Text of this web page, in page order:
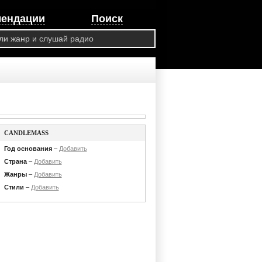
Поиск
CANDLEMASS
Год основания– Добавить
Страна– Добавить
Жанры– Добавить
Стили – Добавить